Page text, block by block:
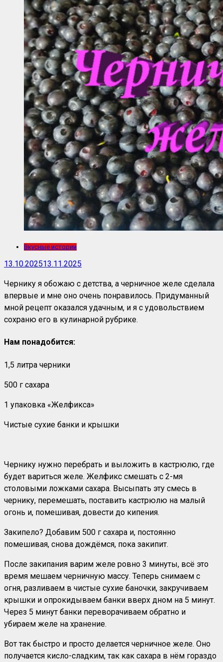
Вкусные истории
13.10.202513.11.2025
Чернику я обожаю с детства, а черничное желе сделала
впервые и мне оно очень понравилось. Придуманный
мной рецепт оказался удачным, и я с удовольствием
сохраню его в кулинарной рубрике.
Нам понадобится:
1,5 литра черники
500 г сахара
1 упаковка «Желфикса»
Чистые сухие банки и крышки
Чернику нужно перебрать и выложить в кастрюлю, где
будет вариться желе. Желфикс смешать с 2-мя
столовыми ложками сахара. Высыпать эту смесь в
чернику, перемешать, поставить кастрюлю на малый
огонь и, помешивая, довести до кипения.
Закипело? Добавим 500 г сахара и, постоянно
помешивая, снова дождёмся, пока закипит.
После закипания варим желе ровно 3 минуты, всё это
время мешаем черничную массу. Теперь снимаем с
огня, разливаем в чистые сухие баночки, закручиваем
крышки и опрокидываем банки вверх дном на 5 минут.
Через 5 минут банки переворачиваем обратно и
убираем желе на хранение.
Вот так быстро и просто делается черничное желе. Оно
получается кисло-сладким, так как сахара в нём гораздо